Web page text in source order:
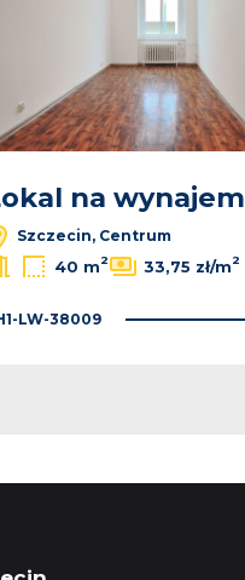
na wynajem
Szczecin, Centrum
40 m2 33,75 zł/m2
LW-38009